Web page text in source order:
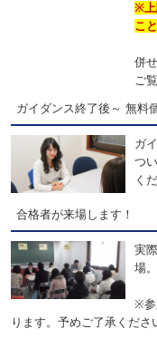
※上
こ
併
ご
ガイダンス終了後～ 無料
ガ
つ
く
合格者が来場します！
実
場
※参
ります。予めご了承くださ